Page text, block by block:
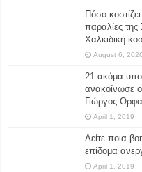
Πόσο
παραλίες της
Χαλκιδική
August 6, 2026
21 ακόμα
ανακοίνωσε
Γιώργος
April 1, 2019
Δείτε ποια
επίδομα
April 1, 2019